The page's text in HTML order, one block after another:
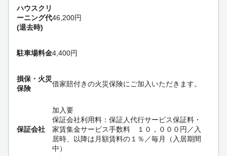
ハウスクリ
ーニング代
(退去時)
46,200円
駐車場料金4,400円
損保・ 火災
保険
借家賠付きの火災保険にご加入いただきます。
保証会社
加入要
保証会社利用料：保証人代行サービス保証料・
家賃集金サービス手数料 １０，０００円／入
居時、以降は月額賃料の１％／毎月（入居期間
中）